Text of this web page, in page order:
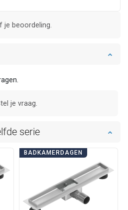
je beoordeling.
je vraag.
serie
BADKAMERDAGEN